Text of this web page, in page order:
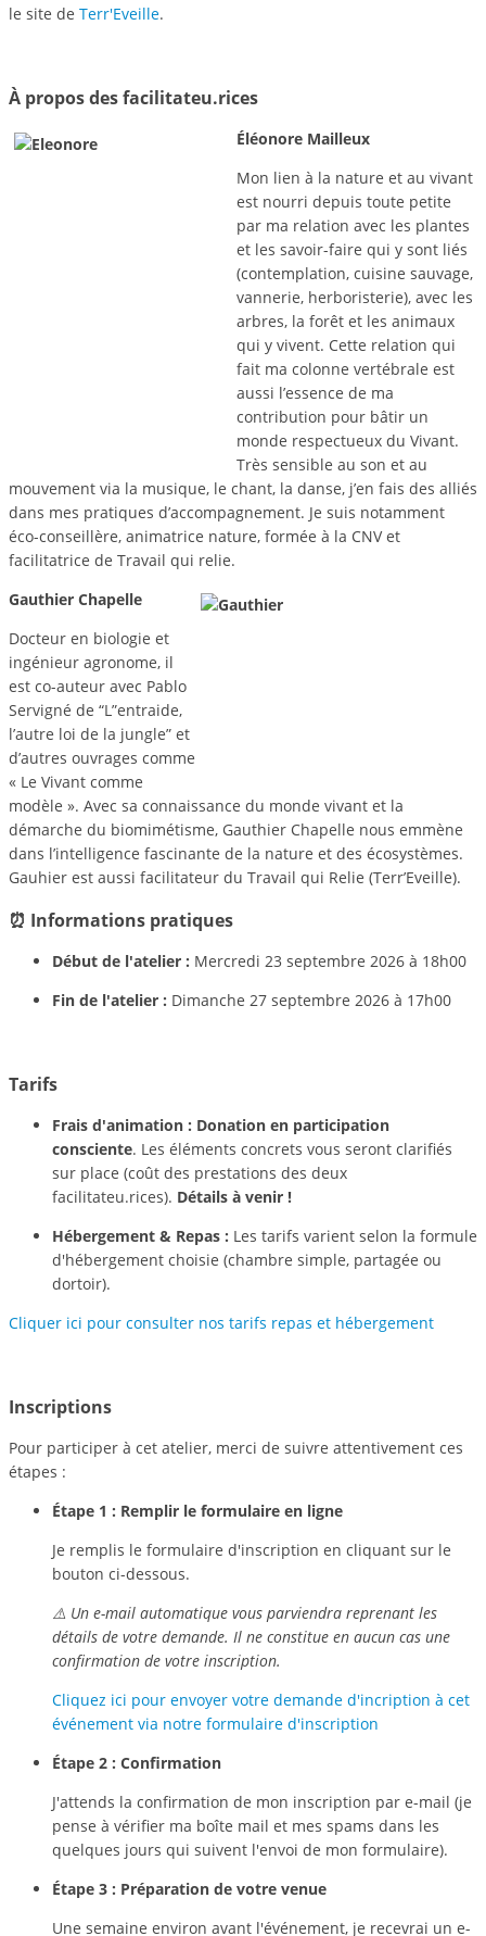
le site de Terr'Eveille.
À propos des facilitateu.rices
Éléonore Mailleux
Mon lien à la nature et au vivant
est nourri depuis toute petite
par ma relation avec les plantes
et les savoir-faire qui y sont liés
(contemplation, cuisine sauvage,
vannerie, herboristerie), avec les
arbres, la forêt et les animaux
qui y vivent. Cette relation qui
fait ma colonne vertébrale est
aussi l’essence de ma
contribution pour bâtir un
monde respectueux du Vivant.
Très sensible au son et au
mouvement via la musique, le chant, la danse, j’en fais des alliés
dans mes pratiques d’accompagnement. Je suis notamment
éco-conseillère, animatrice nature, formée à la CNV et
facilitatrice de Travail qui relie.
Gauthier Chapelle
Docteur en biologie et
ingénieur agronome, il
est co-auteur avec Pablo
Servigné de “L”entraide,
l’autre loi de la jungle” et
d’autres ouvrages comme
« Le Vivant comme
modèle ». Avec sa connaissance du monde vivant et la
démarche du biomimétisme, Gauthier Chapelle nous emmène
dans l’intelligence fascinante de la nature et des écosystèmes.
Gauhier est aussi facilitateur du Travail qui Relie (Terr’Eveille).
⏰ Informations pratiques
Début de l'atelier : Mercredi 23 septembre 2026 à 18h00
Fin de l'atelier : Dimanche 27 septembre 2026 à 17h00
Tarifs
Frais d'animation : Donation en participation
consciente. Les éléments concrets vous seront clarifiés
sur place (coût des prestations des deux
facilitateu.rices). Détails à venir !
Hébergement & Repas : Les tarifs varient selon la formule
d'hébergement choisie (chambre simple, partagée ou
dortoir).
Cliquer ici pour consulter nos tarifs repas et hébergement
Inscriptions
Pour participer à cet atelier, merci de suivre attentivement ces
étapes :
Étape 1 : Remplir le formulaire en ligne
Je remplis le formulaire d'inscription en cliquant sur le
bouton ci-dessous.
⚠️ Un e-mail automatique vous parviendra reprenant les
détails de votre demande. Il ne constitue en aucun cas une
confirmation de votre inscription.
Cliquez ici pour envoyer votre demande d'incription à cet
événement via notre formulaire d'inscription
Étape 2 : Confirmation
J'attends la confirmation de mon inscription par e-mail (je
pense à vérifier ma boîte mail et mes spams dans les
quelques jours qui suivent l'envoi de mon formulaire).
Étape 3 : Préparation de votre venue
Une semaine environ avant l'événement, je recevrai un e-